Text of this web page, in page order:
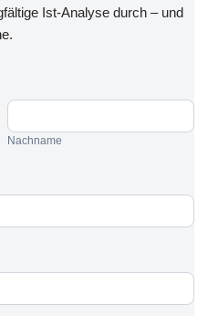
Ist-Analyse durch – und
N
a
n
Nachname